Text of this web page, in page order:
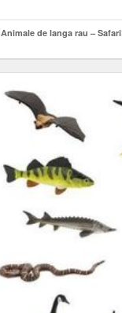
de langa rau – Safari